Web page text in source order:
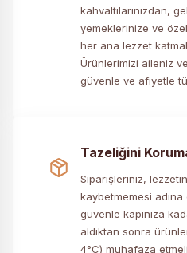
kahvaltılarınızdan,
yemeklerinize ve
her ana lezzet
Ürünlerimizi aileniz
güvenle ve afiyetle
Tazeliğini
Siparişleriniz,
kaybetmemesi
güvenle kapınıza
aldıktan sonra
4°C) muhafaza